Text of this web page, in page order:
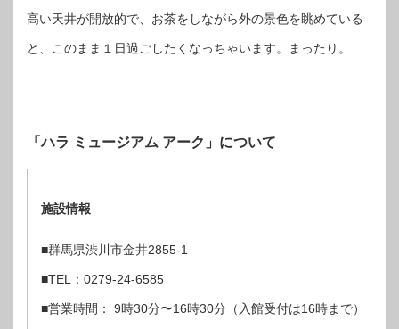
高い天井が開放的で、お茶をしながら外の景色を眺めている
と、このまま１日過ごしたくなっちゃいます。まったり。
「ハラ ミュージアム アーク」について
施設情報
■群馬県渋川市金井2855-1
■TEL：0279-24-6585
■営業時間： 9時30分〜16時30分（入館受付は16時まで）